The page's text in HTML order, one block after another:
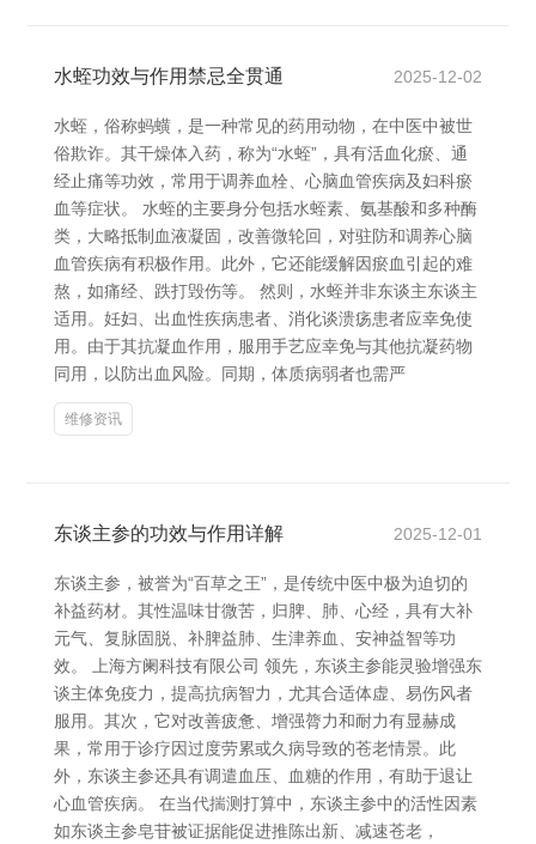
水蛭功效与作用禁忌全贯通 2025-12-02
水蛭，俗称蚂蟥，是一种常见的药用动物，在中医中被世
俗欺诈。其干燥体入药，称为“水蛭”，具有活血化瘀、通
经止痛等功效，常用于调养血栓、心脑血管疾病及妇科瘀
血等症状。 水蛭的主要身分包括水蛭素、氨基酸和多种酶
类，大略抵制血液凝固，改善微轮回，对驻防和调养心脑
血管疾病有积极作用。此外，它还能缓解因瘀血引起的难
熬，如痛经、跌打毁伤等。 然则，水蛭并非东谈主东谈主
适用。妊妇、出血性疾病患者、消化谈溃疡患者应幸免使
用。由于其抗凝血作用，服用手艺应幸免与其他抗凝药物
同用，以防出血风险。同期，体质病弱者也需严
维修资讯
东谈主参的功效与作用详解 2025-12-01
东谈主参，被誉为“百草之王”，是传统中医中极为迫切的
补益药材。其性温味甘微苦，归脾、肺、心经，具有大补
元气、复脉固脱、补脾益肺、生津养血、安神益智等功
效。 上海方阑科技有限公司 领先，东谈主参能灵验增强东
谈主体免疫力，提高抗病智力，尤其合适体虚、易伤风者
服用。其次，它对改善疲惫、增强膂力和耐力有显赫成
果，常用于诊疗因过度劳累或久病导致的苍老情景。此
外，东谈主参还具有调遣血压、血糖的作用，有助于退让
心血管疾病。 在当代揣测打算中，东谈主参中的活性因素
如东谈主参皂苷被证据能促进推陈出新、减速苍老，